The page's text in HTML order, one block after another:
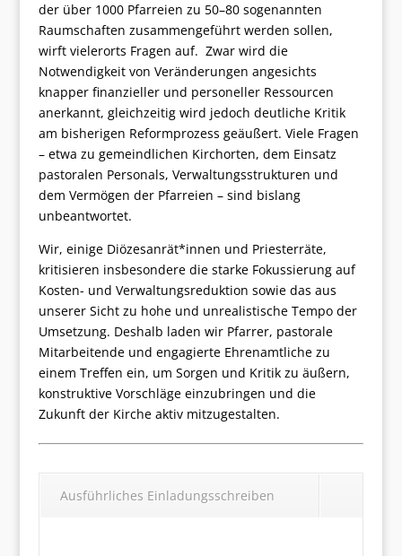
der über 1000 Pfarreien zu 50–80 sogenannten
Raumschaften zusammengeführt werden sollen,
wirft vielerorts Fragen auf. Zwar wird die
Notwendigkeit von Veränderungen angesichts
knapper finanzieller und personeller Ressourcen
anerkannt, gleichzeitig wird jedoch deutliche Kritik
am bisherigen Reformprozess geäußert. Viele Fragen
– etwa zu gemeindlichen Kirchorten, dem Einsatz
pastoralen Personals, Verwaltungsstrukturen und
dem Vermögen der Pfarreien – sind bislang
unbeantwortet.
Wir, einige Diözesanrät*innen und Priesterräte,
kritisieren insbesondere die starke Fokussierung auf
Kosten- und Verwaltungsreduktion sowie das aus
unserer Sicht zu hohe und unrealistische Tempo der
Umsetzung. Deshalb laden wir Pfarrer, pastorale
Mitarbeitende und engagierte Ehrenamtliche zu
einem Treffen ein, um Sorgen und Kritik zu äußern,
konstruktive Vorschläge einzubringen und die
Zukunft der Kirche aktiv mitzugestalten.
Ausführliches Einladungsschreiben